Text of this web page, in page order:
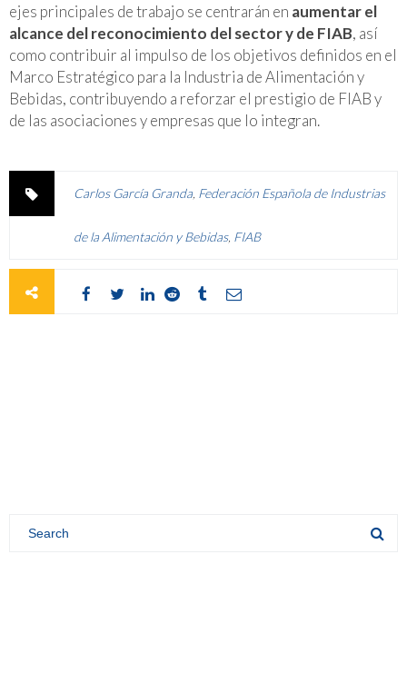
ejes principales de trabajo se centrarán en aumentar el
alcance del reconocimiento del sector y de FIAB, así
como contribuir al impulso de los objetivos definidos en el
Marco Estratégico para la Industria de Alimentación y
Bebidas, contribuyendo a reforzar el prestigio de FIAB y
de las asociaciones y empresas que lo integran.
Carlos García Granda Federación Española de Industrias
de la Alimentación y Bebidas, FIAB